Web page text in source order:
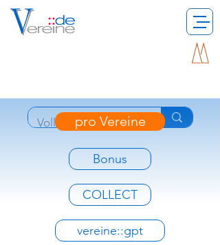
pro Vereine
Bonus
COLLECT
vereine::gpt